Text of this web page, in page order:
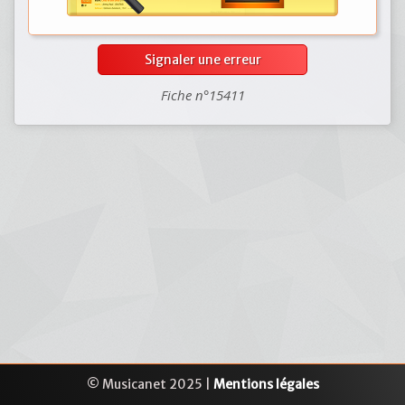
Signaler une erreur
Fiche n°15411
© Musicanet 2025 | Mentions légales